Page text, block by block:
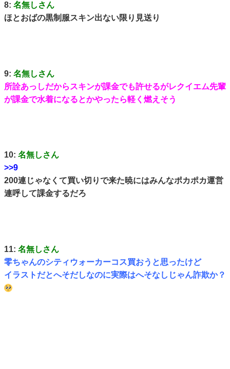
8: 名無しさん
ほとおばの黒制服スキン出ない限り見送り
9: 名無しさん
所詮あっしだからスキンが課金でも許せるがレクイエム先輩
が課金で水着になるとかやったら軽く燃えそう
10: 名無しさん
>>9
200連じゃなくて買い切りで来た暁にはみんなポカポカ運営
連呼して課金するだろ
11: 名無しさん
零ちゃんのシティウォーカーコス買おうと思ったけど
イラストだとへそだしなのに実際はへそなしじゃん詐欺か？